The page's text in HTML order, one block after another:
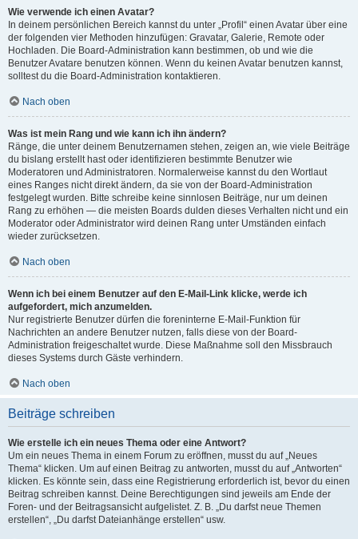
Wie verwende ich einen Avatar?
In deinem persönlichen Bereich kannst du unter „Profil“ einen Avatar über eine
der folgenden vier Methoden hinzufügen: Gravatar, Galerie, Remote oder
Hochladen. Die Board-Administration kann bestimmen, ob und wie die
Benutzer Avatare benutzen können. Wenn du keinen Avatar benutzen kannst,
solltest du die Board-Administration kontaktieren.
Nach oben
Was ist mein Rang und wie kann ich ihn ändern?
Ränge, die unter deinem Benutzernamen stehen, zeigen an, wie viele Beiträge
du bislang erstellt hast oder identifizieren bestimmte Benutzer wie
Moderatoren und Administratoren. Normalerweise kannst du den Wortlaut
eines Ranges nicht direkt ändern, da sie von der Board-Administration
festgelegt wurden. Bitte schreibe keine sinnlosen Beiträge, nur um deinen
Rang zu erhöhen — die meisten Boards dulden dieses Verhalten nicht und ein
Moderator oder Administrator wird deinen Rang unter Umständen einfach
wieder zurücksetzen.
Nach oben
Wenn ich bei einem Benutzer auf den E-Mail-Link klicke, werde ich
aufgefordert, mich anzumelden.
Nur registrierte Benutzer dürfen die foreninterne E-Mail-Funktion für
Nachrichten an andere Benutzer nutzen, falls diese von der Board-
Administration freigeschaltet wurde. Diese Maßnahme soll den Missbrauch
dieses Systems durch Gäste verhindern.
Nach oben
Beiträge schreiben
Wie erstelle ich ein neues Thema oder eine Antwort?
Um ein neues Thema in einem Forum zu eröffnen, musst du auf „Neues
Thema“ klicken. Um auf einen Beitrag zu antworten, musst du auf „Antworten“
klicken. Es könnte sein, dass eine Registrierung erforderlich ist, bevor du einen
Beitrag schreiben kannst. Deine Berechtigungen sind jeweils am Ende der
Foren- und der Beitragsansicht aufgelistet. Z. B. „Du darfst neue Themen
erstellen“, „Du darfst Dateianhänge erstellen“ usw.